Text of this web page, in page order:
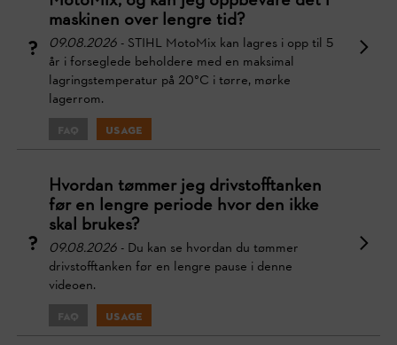
maskinen over lengre tid?
09.08.2026 - STIHL MotoMix kan lagres i opp til 5
år i forseglede beholdere med en maksimal
lagringstemperatur på 20°C i tørre, mørke
lagerrom.
FAQ Usage
Hvordan tømmer jeg drivstofftanken
før en lengre periode hvor den ikke
skal brukes?
09.08.2026 - Du kan se hvordan du tømmer
drivstofftanken før en lengre pause i denne
videoen.
FAQ Usage